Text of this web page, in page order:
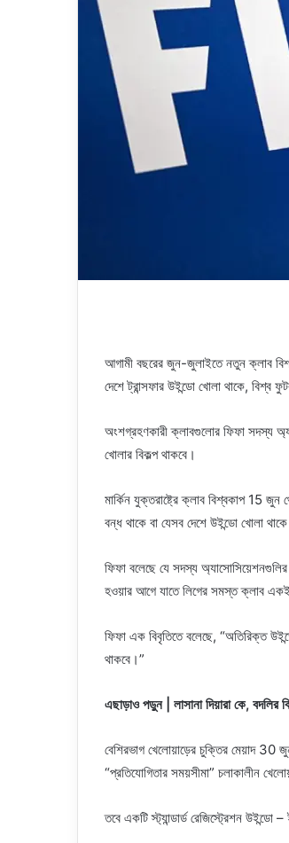
আগামী বছরের জুন-জুলাইতে নতুন ক্লাব
দেশে ট্রান্সফার উইন্ডো খোলা থাকে, বিশ্ব
অংশগ্রহণকারী ক্লাবগুলোর ফিফা সদস্য
খোলার বিকল্প থাকবে।
মার্কিন যুক্তরাষ্ট্রে ক্লাব বিশ্বকাপ 15
বন্ধ থাকে বা যেসব দেশে উইন্ডো খোলা
ফিফা বলেছে যে সদস্য
হওয়ার আগে যাতে লিগের সমস্ত ক্লাব
ফিফা এক বিবৃতিতে বলেছে, “অতিরিক্ত
থাকবে।”
এছাড়াও পড়ুন | লাসানা দিয়ারা কে, বদলির
বেশিরভাগ খেলোয়াড়ের চুক্তির মেয়াদ
“প্রতিযোগিতার সময়সীমা” চলাকালীন
তবে একটি স্ট্যান্ডার্ড রেজিস্ট্রেশন